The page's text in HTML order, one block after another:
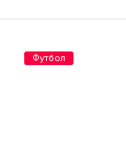
Футбол